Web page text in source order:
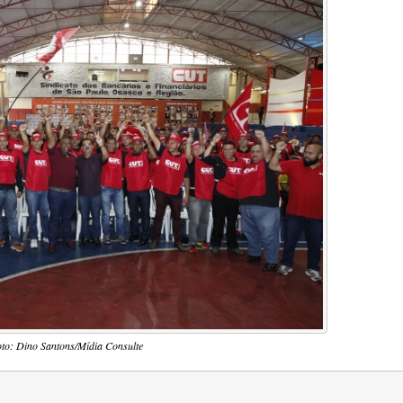
Dino Santons/Mídia Consulte